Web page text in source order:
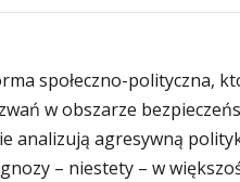
społeczno-polityczna,
w obszarze
analizują agresywną
– niestety – w